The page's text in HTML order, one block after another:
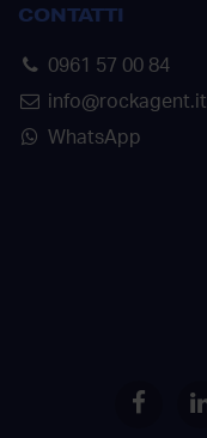
CONTATTI
0961 57 00 84
info@rockagent.it
WhatsApp